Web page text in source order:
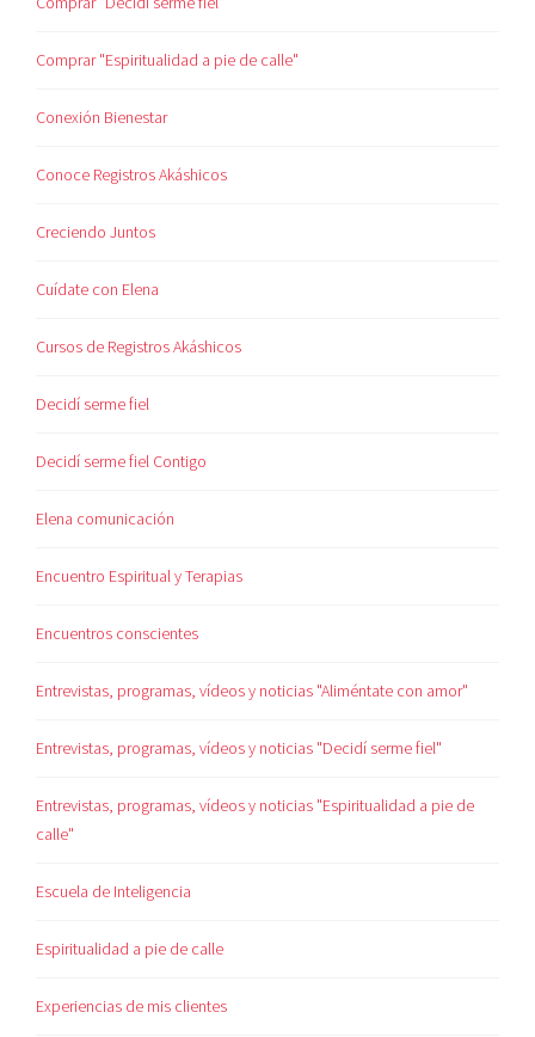
Comprar "Espiritualidad a pie de calle"
Conexión Bienestar
Conoce Registros Akáshicos
Creciendo Juntos
Cuídate con Elena
Cursos de Registros Akáshicos
Decidí serme fiel
Decidí serme fiel Contigo
Elena comunicación
Encuentro Espiritual y Terapias
Encuentros conscientes
Entrevistas, programas, vídeos y noticias "Aliméntate con amor"
Entrevistas, programas, vídeos y noticias "Decidí serme fiel"
Entrevistas, programas, vídeos y noticias "Espiritualidad a pie de
calle"
Escuela de Inteligencia
Espiritualidad a pie de calle
Experiencias de mis clientes